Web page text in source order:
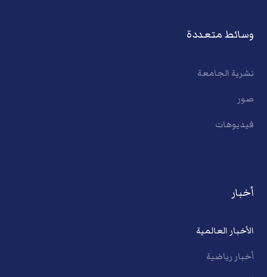
وسائط متعددة
نشرية الجامعة
صور
فيديوهات
أخبار
الأخبار العالمية
أخبار رياضية